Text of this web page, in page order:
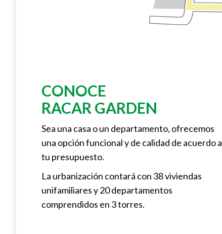
CONOCE
RACAR GARDEN
Sea una casa o un departamento, ofrecemos
una opción funcional y de calidad de acuerdo a
tu presupuesto.
La urbanización contará con 38 viviendas
unifamiliares y 20 departamentos
comprendidos en 3 torres.